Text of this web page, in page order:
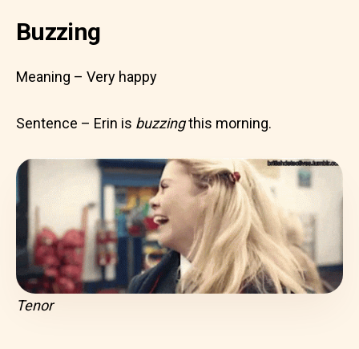
Buzzing
Meaning – Very happy
Sentence – Erin is buzzingthis morning.
Tenor